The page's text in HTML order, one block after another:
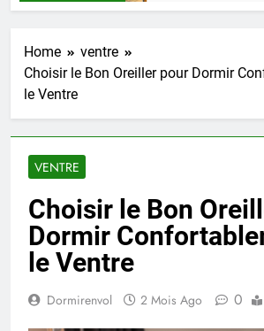
Home
ventre
Choisir le Bon Oreiller pour Dormir
le Ventre
VENTRE
Choisir le Bon
Dormir
le Ventre
Dormirenvol 2 Mois Ago 0